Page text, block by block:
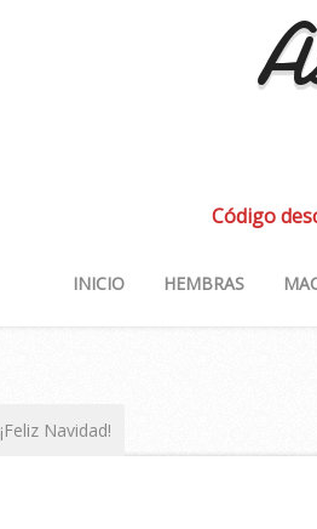
Código
INICIO HEMBRAS
¡Feliz Navidad!